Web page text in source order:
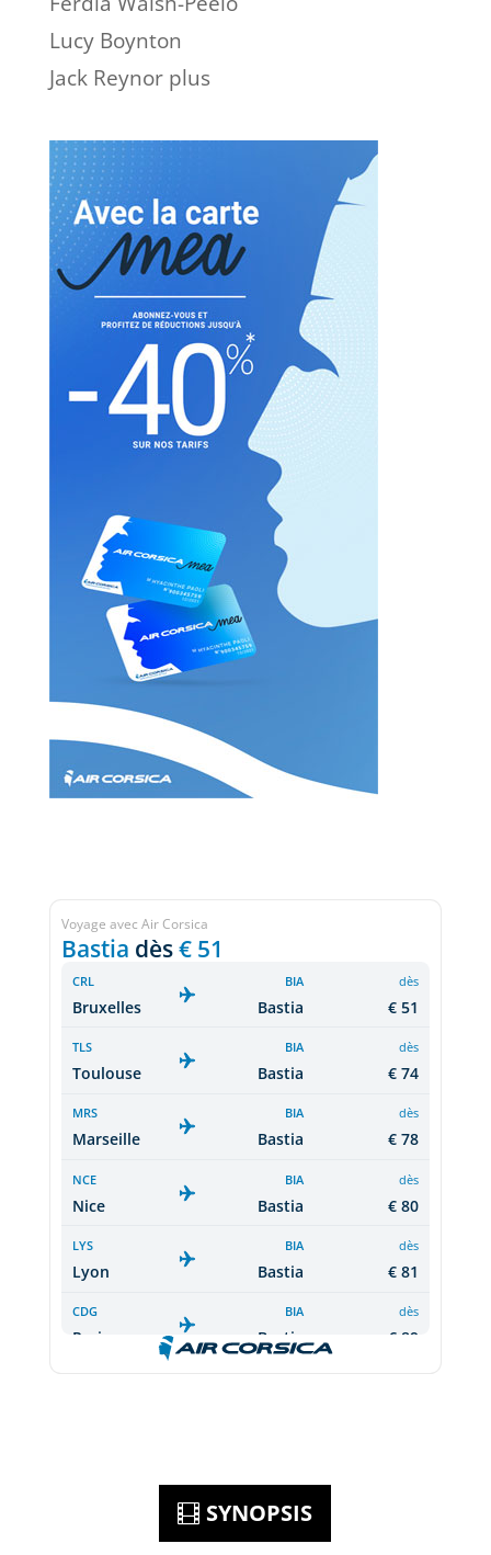
Lucy Boynton
Jack Reynor plus
SYNOPSIS